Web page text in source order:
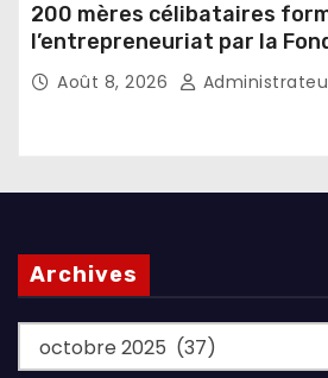
200 mères célibataires
l’entrepreneuriat par la
Umugiraneza et l’OPDD
Août 8, 2026
Archives
Archives